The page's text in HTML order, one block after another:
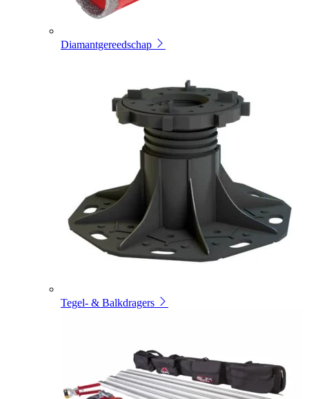
Diamantgereedschap
Tegel- & Balkdragers